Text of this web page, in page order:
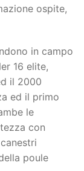
ospite,
in campo
16 elite,
il 2000
ed il primo
le
con
poule